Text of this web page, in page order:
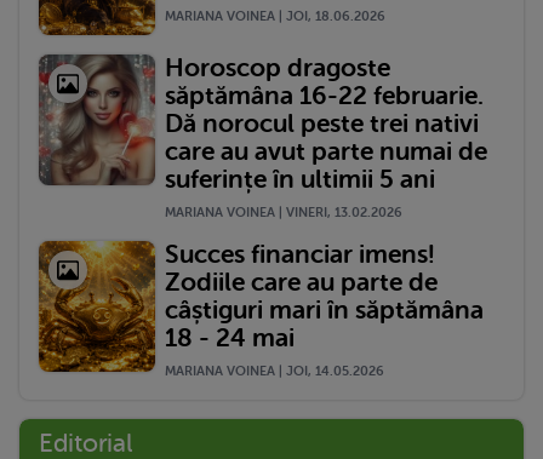
MARIANA VOINEA | JOI, 18.06.2026
Horoscop dragoste
săptămâna 16-22 februarie.
Dă norocul peste trei nativi
care au avut parte numai de
suferințe în ultimii 5 ani
MARIANA VOINEA | VINERI, 13.02.2026
Succes financiar imens!
Zodiile care au parte de
câștiguri mari în săptămâna
18 - 24 mai
MARIANA VOINEA | JOI, 14.05.2026
Editorial